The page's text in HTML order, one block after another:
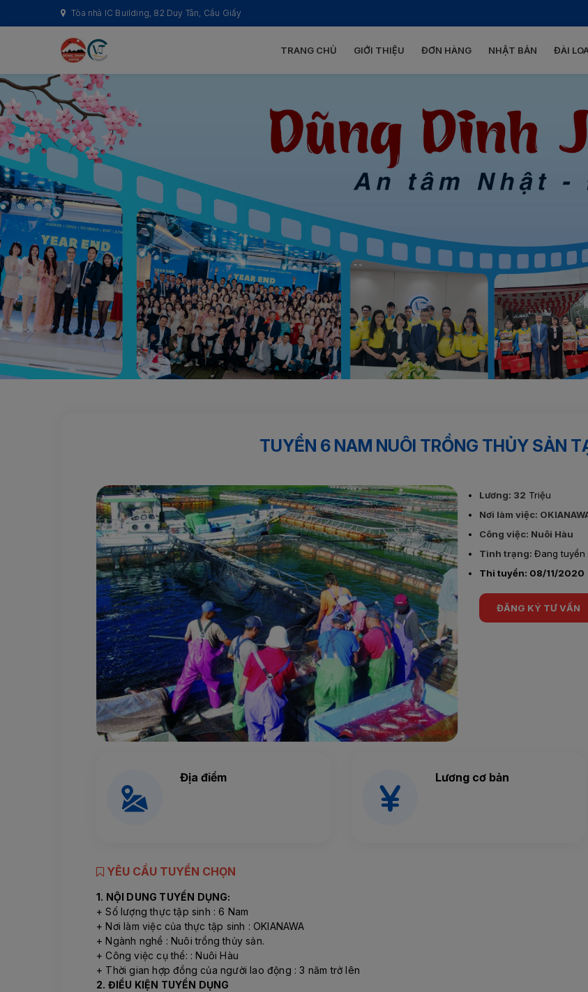
Tòa nhà IC Building, 82 Duy Tân, Cầu Giấy
TRANG CHỦ GIỚI THIỆU ĐƠN HÀNG NHẬT BẢN ĐÀI
TUYỂN 6 NAM NUÔI TRỒNG THỦY SẢN
Lương: 32 Triệu
Nơi làm việc:
Công việc: Nuôi Hàu
Tình trạng: Đang tuyển
Thi tuyển: 08/11/2020
ĐĂNG KÝ TƯ VẤN
Địa điểm Lương cơ bản
YÊU CẦU TUYỂN CHỌN
1. NỘI DUNG TUYỂN DỤNG:
+ Số lượng thực tập sinh : 6 Nam
+ Nơi làm việc của thực tập sinh : OKIANAWA
+ Ngành nghề : Nuôi trồng thủy sản.
+ Công việc cụ thể: : Nuôi Hàu
+ Thời gian hợp đồng của người lao động : 3 năm trở lên
2. ĐIỀU KIỆN TUYỂN DỤNG